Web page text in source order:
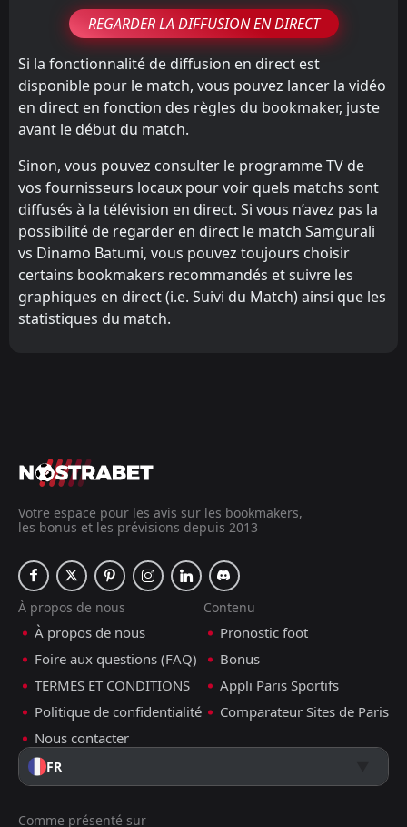
REGARDER LA DIFFUSION EN DIRECT
Si la fonctionnalité de diffusion en direct est
disponible pour le match, vous pouvez lancer la vidéo
en direct en fonction des règles du bookmaker, juste
avant le début du match.
Sinon, vous pouvez consulter le programme TV de
vos fournisseurs locaux pour voir quels matchs sont
diffusés à la télévision en direct. Si vous n’avez pas la
possibilité de regarder en direct le match Samgurali
vs Dinamo Batumi, vous pouvez toujours choisir
certains bookmakers recommandés et suivre les
graphiques en direct (i.e. Suivi du Match) ainsi que les
statistiques du match.
Votre espace pour les avis sur les bookmakers,
les bonus et les prévisions depuis 2013
À propos de nous
À propos de nous
Foire aux questions (FAQ)
TERMES ET CONDITIONS
Politique de confidentialité
Nous contacter
Contenu
Pronostic foot
Bonus
Appli Paris Sportifs
Comparateur Sites de Paris
FR
Comme présenté sur